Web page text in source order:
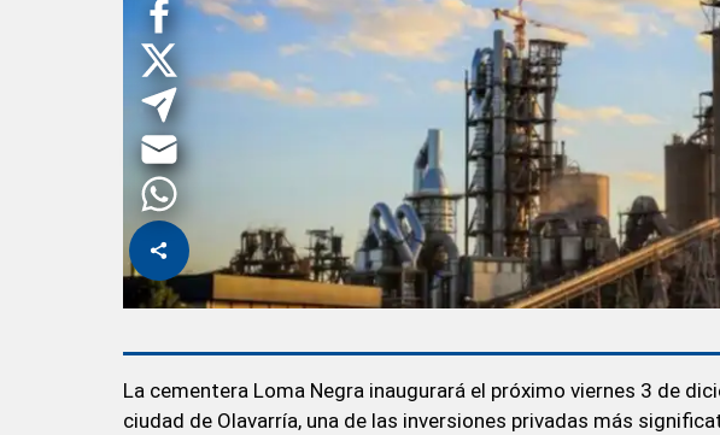
La cementera Loma Negra inaugurará el próximo viernes 3 de
ciudad de Olavarría, una de las inversiones privadas más